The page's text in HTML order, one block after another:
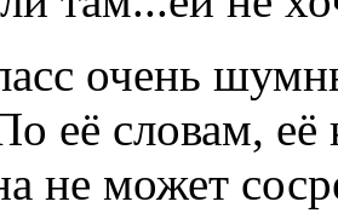
очень
её словам,
не может